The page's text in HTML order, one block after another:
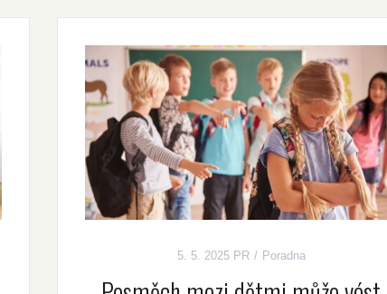
5. 5. 2025 PR Poradna